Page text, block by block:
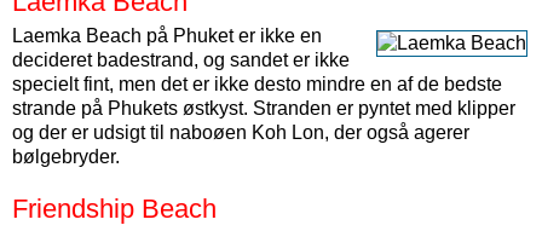
Laemka Beach på Phuket er ikke en
decideret badestrand, og sandet er ikke
specielt fint, men det er ikke desto mindre en af de bedste
strande på Phukets østkyst. Stranden er pyntet med klipper
og der er udsigt til naboøen Koh Lon, der også agerer
bølgebryder.
Friendship Beach